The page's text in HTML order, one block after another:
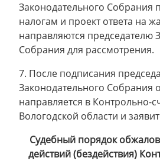
Законодательного Собрания
налогам и проект ответа на
направляются председателю
Собрания для рассмотрения.
7. После подписания
Законодательного Собрания
направляется в Контрольно-
Вологодской области и
Судебный порядок
действий (бездействия)